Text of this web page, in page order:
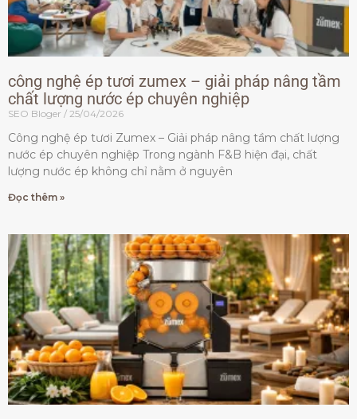
công nghệ ép tươi zumex – giải pháp nâng tầm
chất lượng nước ép chuyên nghiệp
SEO Bloger 25/04/2026
Công nghệ ép tươi Zumex – Giải pháp nâng tầm chất lượng
nước ép chuyên nghiệp Trong ngành F&B hiện đại, chất
lượng nước ép không chỉ nằm ở nguyên
Đọc thêm »